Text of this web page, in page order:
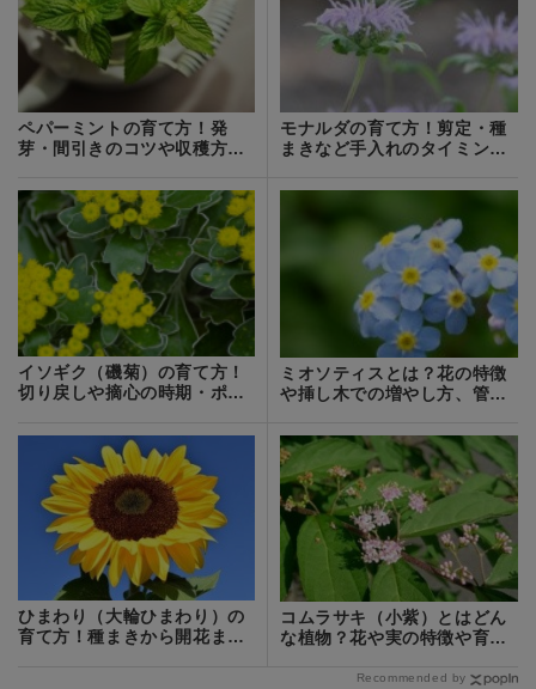
ペパーミントの育て方！発
芽・間引きのコツや収穫方
モナルダの育て方！剪定・種
まきなど手入れのタイミング
イソギク（磯菊）の育て方！
切り戻しや摘心の時期・ポイ
ミオソティスとは？花の特徴
や挿し木での増やし方、管理
ひまわり（大輪ひまわり）の
育て方！種まきから開花まで
コムラサキ（小紫）とはどん
な植物？花や実の特徴や育て
Recommended by